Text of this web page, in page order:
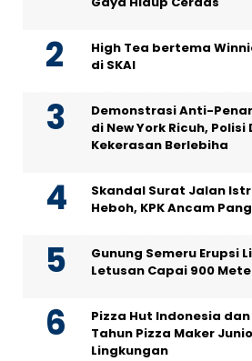
High Tea bertema
di SKAI
Demonstrasi Anti-
di New York Ricuh,
Kekerasan Berlebiha
Skandal Surat Jalan
Heboh, KPK Ancam
Gunung Semeru Erupsi
Letusan Capai 900
Pizza Hut Indonesia dan
Tahun Pizza Maker
Lingkungan